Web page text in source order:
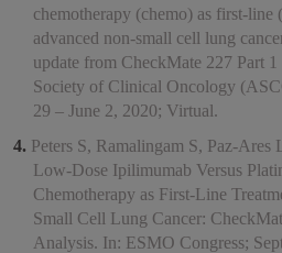
chemotherapy (chemo) as first-line
advanced non-small cell lung
update from CheckMate 227 Part
Society of Clinical Oncology
29 – June 2, 2020; Virtual.
Peters S, Ramalingam S, Paz-
Low-Dose Ipilimumab Versus
Chemotherapy as First-Line
Small Cell Lung Cancer:
Analysis. In: ESMO Congress;